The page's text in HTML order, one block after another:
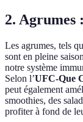
2. Agrumes
Les agrumes, tels
sont en pleine
notre système
Selon l’UFC-Que
peut également
smoothies, des
profiter à fond de